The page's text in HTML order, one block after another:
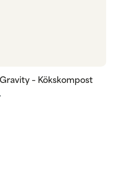
– Kökskompost